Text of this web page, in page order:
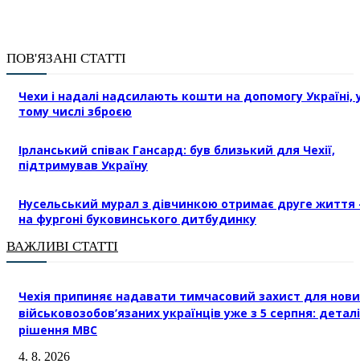
ПОВ'ЯЗАНІ СТАТТІ
Чехи і надалі надсилають кошти на допомогу Україні,
тому числі зброєю
Ірланський співак Гансард: був близький для Чехії,
підтримував Україну
Нусельський мурал з дівчинкою отримає друге життя
на фургоні буковинського дитбудинку
ВАЖЛИВІ СТАТТІ
Чехія припиняє надавати тимчасовий захист для
військовозобов’язаних українців уже з 5 серпня: деталі
рішення МВС
4. 8. 2026